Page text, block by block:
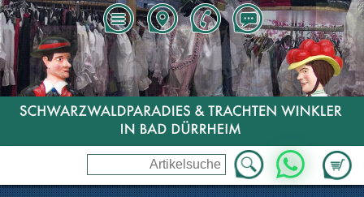
Zum
WhatsApp